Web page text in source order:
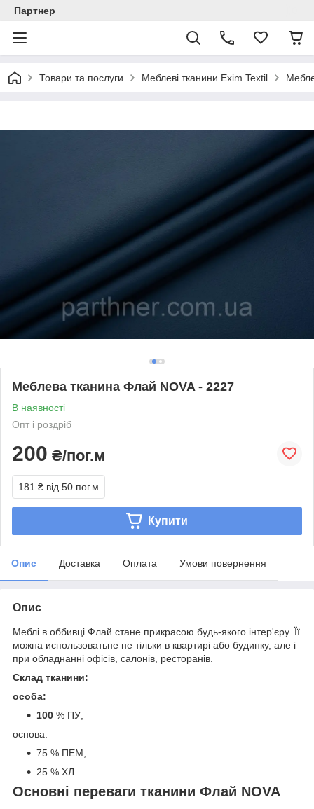
Партнер
Товари та послуги Меблеві тканини Exim Textil
Меблева тканина Флай NOVA - 2227
В наявності
Опт і роздріб
200 ₴/пог.м
181 ₴ від 50 пог.м
Купити
Опис Доставка Оплата Умови повернення
Опис
Меблі в оббивці Флай стане прикрасою будь-якого інтер'єру. Її
можна использоватьне не тільки в квартирі або будинку, але і
при обладнанні офісів, салонів, ресторанів.
Склад тканини:
особа:
100 % ПУ;
основа:
75 % ПЕМ;
25 % ХЛ
Основні переваги тканини Флай NOVA